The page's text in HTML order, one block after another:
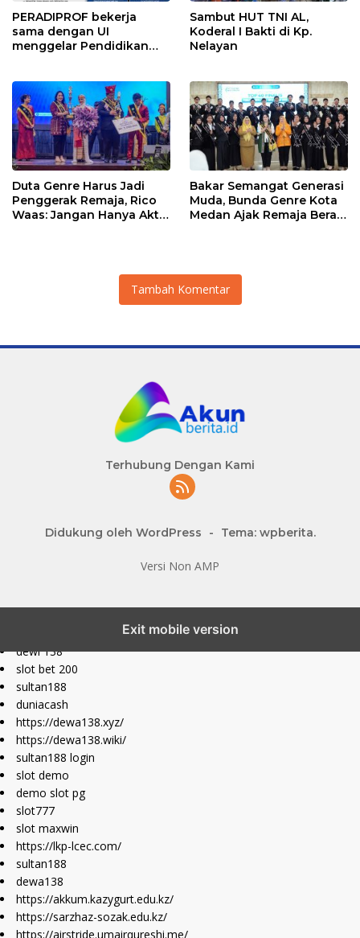
PERADIPROF bekerja
sama dengan UI
menggelar Pendidikan
Sambut HUT TNI AL,
Koderal I Bakti di Kp.
Nelayan
Duta Genre Harus Jadi
Penggerak Remaja, Rico
Waas: Jangan Hanya Aktif
Bakar Semangat Generasi
Muda, Bunda Genre Kota
Medan Ajak Remaja Berani
Tambah Komentar
Terhubung Dengan Kami
Didukung oleh WordPress - Tema: wpberita.
Versi Non AMP
Exit mobile version
dewi 138
slot bet 200
sultan188
duniacash
https://dewa138.xyz/
https://dewa138.wiki/
sultan188 login
slot demo
demo slot pg
slot777
slot maxwin
https://lkp-lcec.com/
sultan188
dewa138
https://akkum.kazygurt.edu.kz/
https://sarzhaz-sozak.edu.kz/
https://airstride.umairqureshi.me/